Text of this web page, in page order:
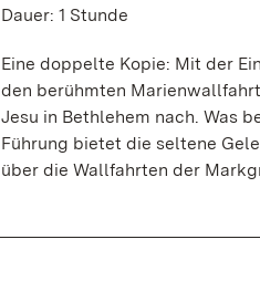
Dauer: 1 Stunde
Eine doppelte Kopie: Mit der
den berühmten
Jesu in Bethlehem nach. Was
Führung bietet die seltene
über die Wallfahrten der